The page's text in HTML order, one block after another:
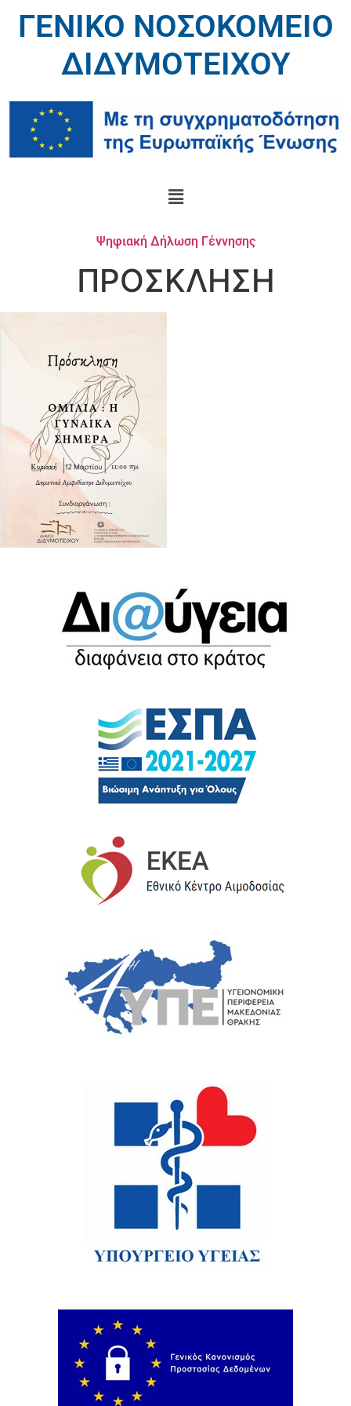
ΓΕΝΙΚΟ ΝΟΣΟΚΟΜΕΙΟ
ΔΙΔΥΜΟΤΕΙΧΟΥ
Ψηφιακή Δήλωση Γέννησης
ΠΡΟΣΚΛΗΣΗ